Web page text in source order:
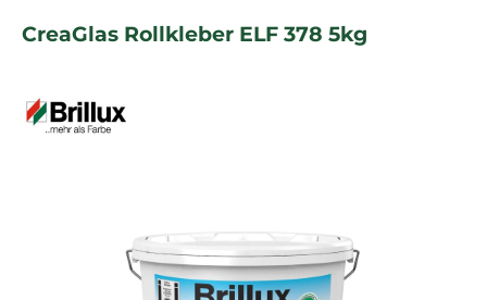
CreaGlas Rollkleber ELF 378 5kg